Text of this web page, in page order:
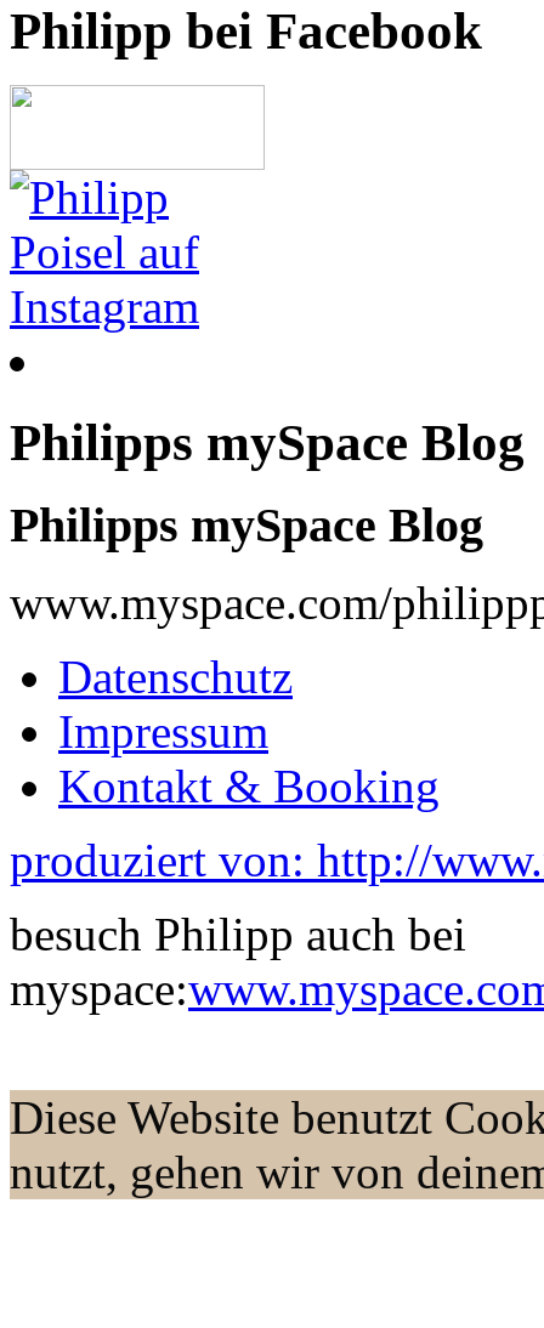
Philipp bei Facebook
Philipps mySpace Blog
Philipps mySpace Blog
www.myspace.com/
Datenschutz
Impressum
Kontakt & Booking
produziert von: http://
besuch Philipp auch bei
myspace:
Diese Website benutzt
nutzt, gehen wir von